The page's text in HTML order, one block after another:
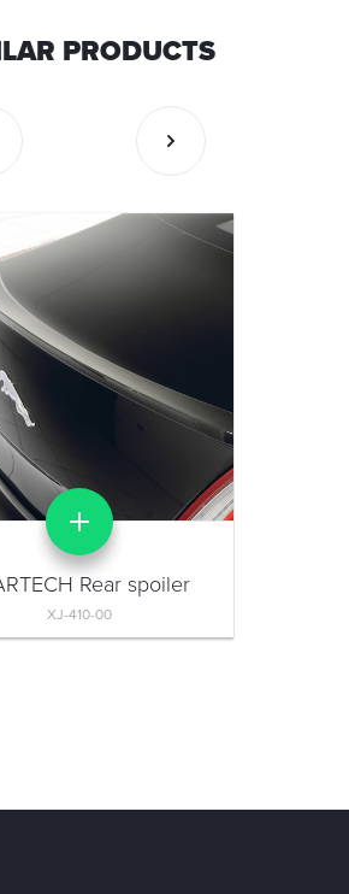
PRODUCTS
Rear spoiler
XJ-410-00